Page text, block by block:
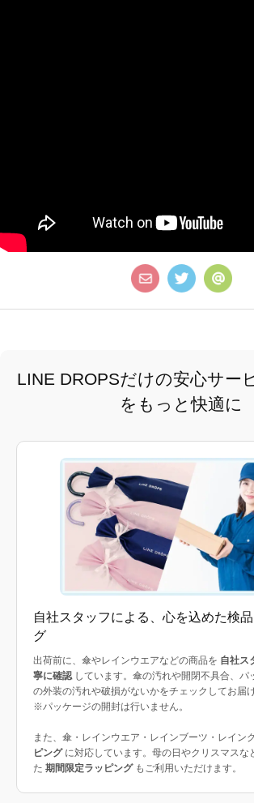
LINE DROPSだけの安心サー
をもっと快適に
自社スタッフによる、心を込めた検
グ
出荷前に、傘やレインウエアなどの商品を 自社ス
寧に確認しています。傘の汚れや開閉不具合、パ
の外装の汚れや破損がないかをチェックしてお届
※パッケージの開封は行いません。
また、傘・レインウエア・レインブーツ・レイン
ピングに対応しています。母の日やクリスマスな
た 期間限定ラッピングもご利用いただけます。